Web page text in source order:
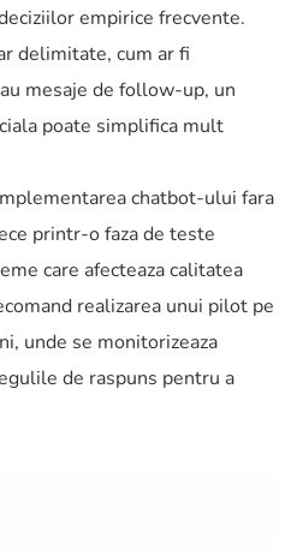
empirice frecvente.
delimitate, cum ar fi
mesaje de follow-up, un
poate simplifica mult
chatbot-ului fara
printr-o faza de teste
care afecteaza calitatea
realizarea unui pilot pe
unde se monitorizeaza
de raspuns pentru a